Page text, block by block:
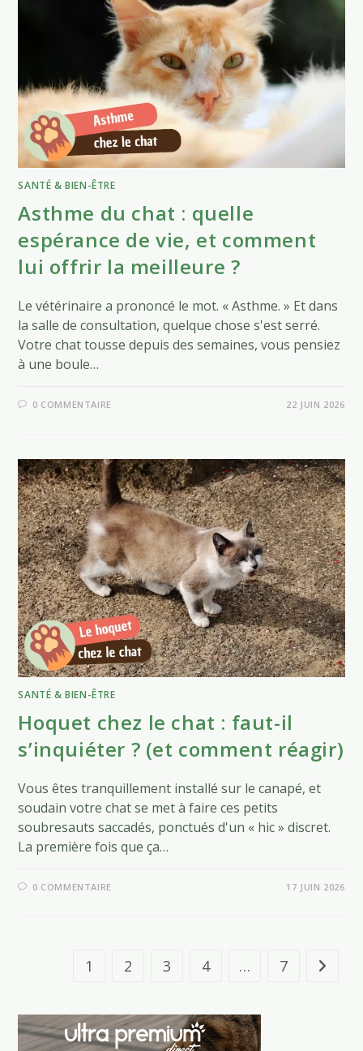
SANTÉ & BIEN-ÊTRE
Asthme du chat : quelle
espérance de vie, et comment
lui offrir la meilleure ?
Le vétérinaire a prononcé le mot. « Asthme. » Et dans
la salle de consultation, quelque chose s'est serré.
Votre chat tousse depuis des semaines, vous pensiez
à une boule…
0 COMMENTAIRE 22 JUIN 2026
SANTÉ & BIEN-ÊTRE
Hoquet chez le chat : faut-il
s’inquiéter ? (et comment réagir)
Vous êtes tranquillement installé sur le canapé, et
soudain votre chat se met à faire ces petits
soubresauts saccadés, ponctués d'un « hic » discret.
La première fois que ça…
0 COMMENTAIRE 17 JUIN 2026
1 2 3 4 … 7 Aller à